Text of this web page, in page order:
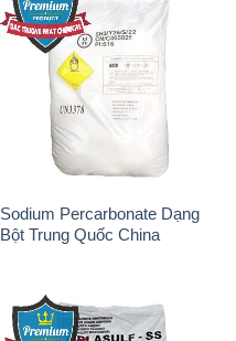
Sodium Percarbonate Dạng
Bột Trung Quốc China